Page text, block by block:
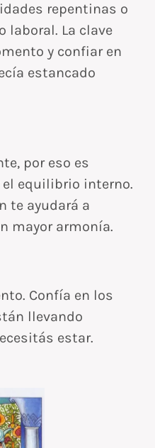
repentinas o
laboral. La clave
y confiar en
estancado
por eso es
equilibrio interno.
te ayudará a
mayor armonía.
Confía en los
llevando
estar.